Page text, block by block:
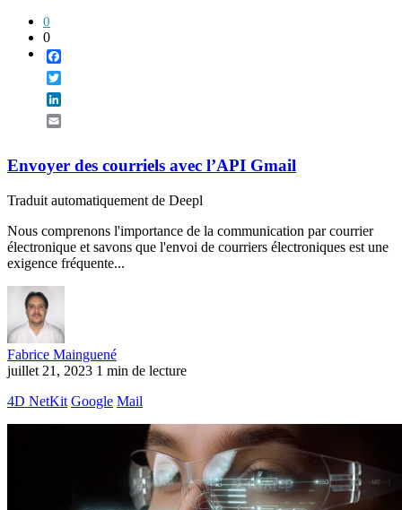
0
0
Envoyer des courriels avec l’API Gmail
Traduit automatiquement de Deepl
Nous comprenons l'importance de la communication par courrier
électronique et savons que l'envoi de courriers électroniques est une
exigence fréquente...
Fabrice Mainguené
juillet 21, 2023 1 min de lecture
4D NetKit Google Mail